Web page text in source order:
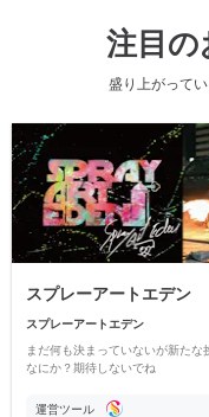
注目の
盛り上がって
スプレーアートエデン
スプレーアートエデン
まだ何も決まっていないが新たな
なにか？期待しないでね
運営ツール